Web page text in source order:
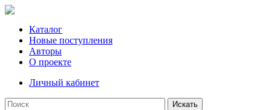
Каталог
Новые поступления
Авторы
О проекте
Личный кабинет
Искать